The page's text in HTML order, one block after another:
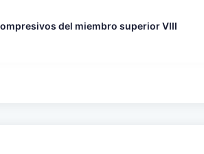
del miembro superior VIII